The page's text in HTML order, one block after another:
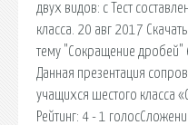
двух видов: с Тест
класса. 20 авг 2017
тему "Сокращение дробей"
Данная презентация
учащихся шестого класса
Рейтинг: 4 - 1